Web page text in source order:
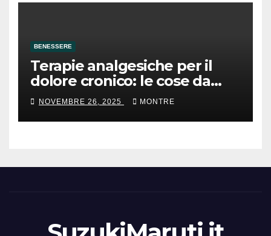
BENESSERE
Terapie analgesiche per il
dolore cronico: le cose da
sapere
NOVEMBRE 26, 2025 MONTRE